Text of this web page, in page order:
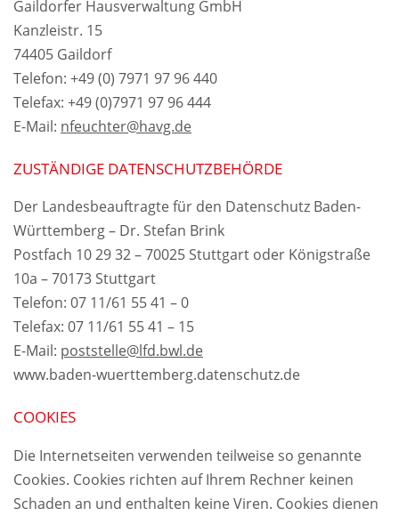
Gaildorfer Hausverwaltung GmbH
Kanzleistr. 15
74405 Gaildorf
Telefon: +49 (0) 7971 97 96 440
Telefax: +49 (0)7971 97 96 444
E-Mail: nfeuchter@havg.de
ZUSTÄNDIGE DATENSCHUTZBEHÖRDE
Der Landesbeauftragte für den Datenschutz Baden-
Württemberg – Dr. Stefan Brink
Postfach 10 29 32 – 70025 Stuttgart oder Königstraße
10a – 70173 Stuttgart
Telefon: 07 11/61 55 41 – 0
Telefax: 07 11/61 55 41 – 15
E-Mail: poststelle@lfd.bwl.de
www.baden-wuerttemberg.datenschutz.de
COOKIES
Die Internetseiten verwenden teilweise so genannte
Cookies. Cookies richten auf Ihrem Rechner keinen
Schaden an und enthalten keine Viren. Cookies dienen